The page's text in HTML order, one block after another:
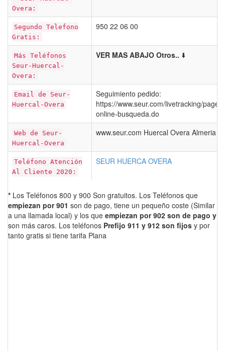
Overa:
Segundo Telefono
Gratis:
950 22 06 00
Más Teléfonos
Seur-Huercal-
Overa:
VER MAS ABAJO Otros.. ⬇️
Email de Seur-
Huercal-Overa
Seguimiento pedido:
https://www.seur.com/livetracking/
online-busqueda.do
Web de Seur-
Huercal-Overa
www.seur.com Huercal Overa Almeria
Teléfono Atención
Al Cliente 2020:
SEUR HUERCA OVERA
* Los Teléfonos 800 y 900 Son gratuitos. Los Teléfonos que
empiezan por 901 son de pago, tiene un pequeño coste (Similar
a una llamada local) y los que empiezan por 902 son de pago y
son más caros. Los teléfonos Prefijo 911 y 912 son fijos y por
tanto gratis si tiene tarifa Plana